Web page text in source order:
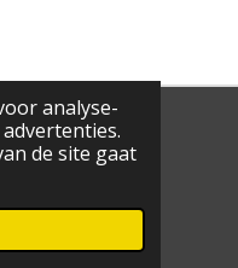
analyse-
de site gaat